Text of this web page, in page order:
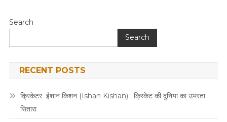
Search
Search
RECENT POSTS
क्रिकेटर ईशान किशन (Ishan Kishan) : क्रिकेट की दुनिया का उभरता
सितारा